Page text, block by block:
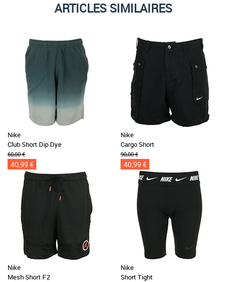
ARTICLES SIMILAIRES
Nike
Club Short Dip Dye
60,00 €
40,99 €
Nike
Cargo Short
90,00 €
40,99 €
Nike
Mesh Short F2
Nike
Short Tight